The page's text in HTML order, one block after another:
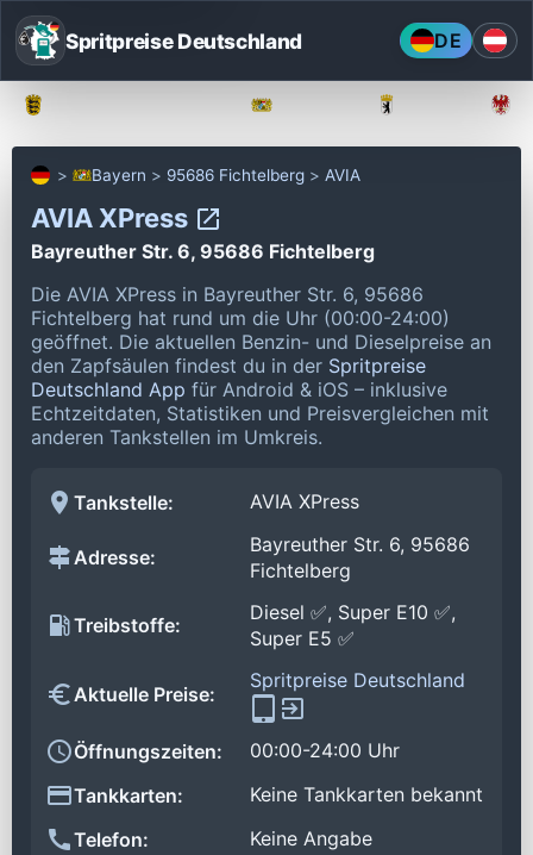
Spritpreise Deutschland DE
Bayern 95686 Fichtelberg AVIA
AVIA XPress
Bayreuther Str. 6, 95686 Fichtelberg
Die AVIA XPress in Bayreuther Str. 6, 95686
Fichtelberg hat rund um die Uhr (00:00-24:00)
geöffnet. Die aktuellen Benzin- und Dieselpreise an
den Zapfsäulen findest du in der Spritpreise
Deutschland App für Android & iOS – inklusive
Echtzeitdaten, Statistiken und Preisvergleichen mit
anderen Tankstellen im Umkreis.
Tankstelle: AVIA XPress
Adresse:
Bayreuther Str. 6, 95686
Fichtelberg
Treibstoffe:
Diesel ✅, Super E10 ✅,
Super E5 ✅
Aktuelle Preise:
Spritpreise Deutschland
Öffnungszeiten:
00:00-24:00 Uhr
Tankkarten:
Keine Tankkarten bekannt
Telefon:
Keine Angabe